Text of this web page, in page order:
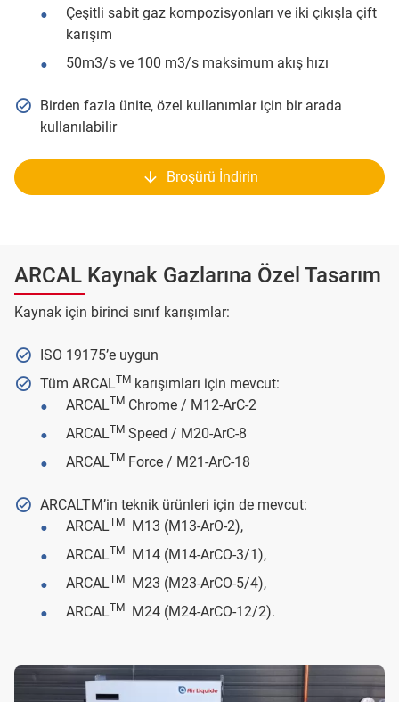
Çeşitli sabit gaz kompozisyonları ve iki çıkışla çift
karışım
50m3/s ve 100 m3/s maksimum akış hızı
Birden fazla ünite, özel kullanımlar için bir arada
kullanılabilir
Broşürü İndirin
ARCAL Kaynak Gazlarına Özel Tasarım
Kaynak için birinci sınıf karışımlar:
ISO 19175’e uygun
Tüm ARCALTMkarışımları için mevcut:
ARCALTMChrome / M12-ArC-2
ARCALTMSpeed / M20-ArC-8
ARCALTMForce / M21-ArC-18
ARCALTM’in teknik ürünleri için de mevcut:
ARCALTMM13 (M13-ArO-2),
ARCALTMM14 (M14-ArCO-3/1),
ARCALTMM23 (M23-ArCO-5/4),
ARCALTMM24 (M24-ArCO-12/2).